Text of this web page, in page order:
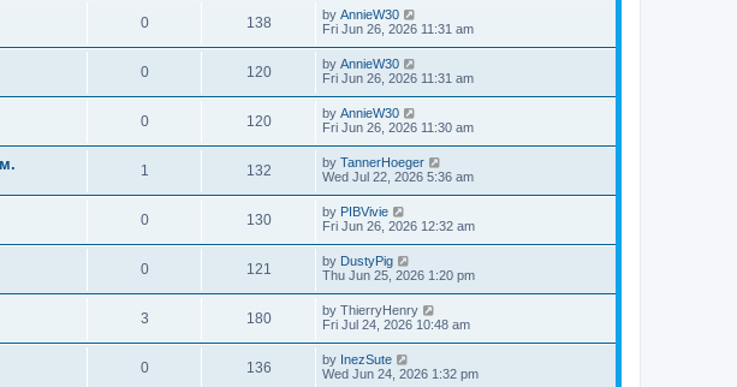
0 138 by AnnieW30
Fri Jun 26, 2026 11:31 am
0 120 by AnnieW30
Fri Jun 26, 2026 11:31 am
0 120 by AnnieW30
Fri Jun 26, 2026 11:30 am
1 132 by TannerHoeger
Wed Jul 22, 2026 5:36 am
0 130 by PIBVivie
Fri Jun 26, 2026 12:32 am
0 121 by DustyPig
Thu Jun 25, 2026 1:20 pm
3 180 by ThierryHenry
Fri Jul 24, 2026 10:48 am
0 136 by InezSute
Wed Jun 24, 2026 1:32 pm